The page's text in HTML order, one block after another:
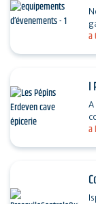
a
a
I
A